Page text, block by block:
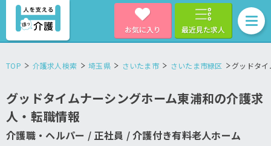
お気に入り 最近見た求人
TOP 介護求人検索 埼玉県 さいたま市 さいたま市緑区 グッドタ
グッドタイムナーシングホーム東浦和の介護求
人・転職情報
介護職・ヘルパー / 正社員 / 介護付き有料老人ホーム